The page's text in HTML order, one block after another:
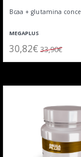
Bcaa + glutamina
MEGAPLUS
30,82€ 33,90€